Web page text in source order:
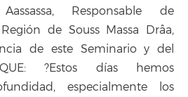
Responsable de
de Souss Massa Drâa,
de este Seminario y del
?Estos días hemos
especialmente los